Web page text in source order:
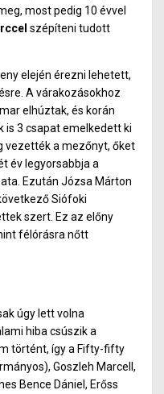
most pedig 10 évvel
szépíteni tudott
elején érezni lehetett,
A várakozásokhoz
elhúztak, és korán
is 3 csapat emelkedett ki
vezették a mezőnyt, őket
év legyorsabbja a
Ezután Józsa Márton
Siófoki
szert. Ez az előny
félórásra nőtt
úgy lett volna
hiba csúszik a
történt, így a Fifty-fifty
Goszleh Marcell,
Bence Dániel, Erőss